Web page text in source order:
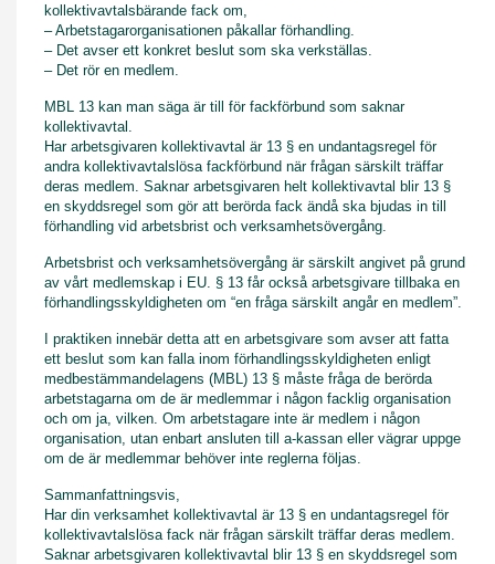
kollektivavtalsbärande fack om,
– Arbetstagarorganisationen påkallar förhandling.
– Det avser ett konkret beslut som ska verkställas.
– Det rör en medlem.
MBL 13 kan man säga är till för fackförbund som saknar
kollektivavtal.
Har arbetsgivaren kollektivavtal är 13 § en undantagsregel för
andra kollektivavtalslösa fackförbund när frågan särskilt träffar
deras medlem. Saknar arbetsgivaren helt kollektivavtal blir 13 §
en skyddsregel som gör att berörda fack ändå ska bjudas in till
förhandling vid arbetsbrist och verksamhetsövergång.
Arbetsbrist och verksamhetsövergång är särskilt angivet på grund
av vårt medlemskap i EU. § 13 får också arbetsgivare tillbaka en
förhandlingsskyldigheten om “en fråga särskilt angår en medlem”.
I praktiken innebär detta att en arbetsgivare som avser att fatta
ett beslut som kan falla inom förhandlingsskyldigheten enligt
medbestämmandelagens (MBL) 13 § måste fråga de berörda
arbetstagarna om de är medlemmar i någon facklig organisation
och om ja, vilken. Om arbetstagare inte är medlem i någon
organisation, utan enbart ansluten till a-kassan eller vägrar uppge
om de är medlemmar behöver inte reglerna följas.
Sammanfattningsvis,
Har din verksamhet kollektivavtal är 13 § en undantagsregel för
kollektivavtalslösa fack när frågan särskilt träffar deras medlem.
Saknar arbetsgivaren kollektivavtal blir 13 § en skyddsregel som